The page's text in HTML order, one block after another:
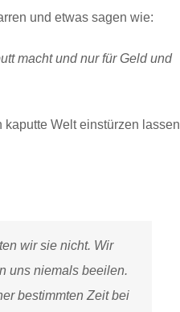
und etwas sagen wie:
macht und nur für Geld und
Welt einstürzen lassen
wir sie nicht. Wir
uns niemals beeilen.
bestimmten Zeit bei